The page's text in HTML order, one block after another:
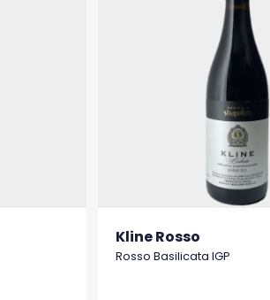
Kline Rosso
Rosso Basilicata IGP